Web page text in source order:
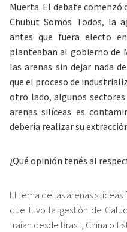
Muerta. El debate comenzó
Chubut Somos Todos, la
antes que fuera electo
planteaban al gobierno de
las arenas sin dejar nada
que el proceso de
otro lado, algunos
arenas silíceas es
debería realizar su
¿Qué opinión tenés al
El tema de las arenas
que tuvo la gestión de
traían desde Brasil, China o